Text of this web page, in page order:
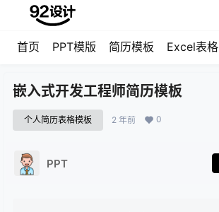
首页 PPT模版 简历模板 Excel表格
嵌入式开发工程师简历模板
个人简历表格模板 2 年前 0
PPT